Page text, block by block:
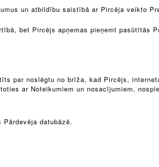
un atbildību saistībā ar Pircēja veikto
bet Pircējs apņemas pieņemt pasūtītās
par noslēgtu no brīža, kad Pircējs,
ar Noteikumiem un nosacījumiem,
datubāzē.